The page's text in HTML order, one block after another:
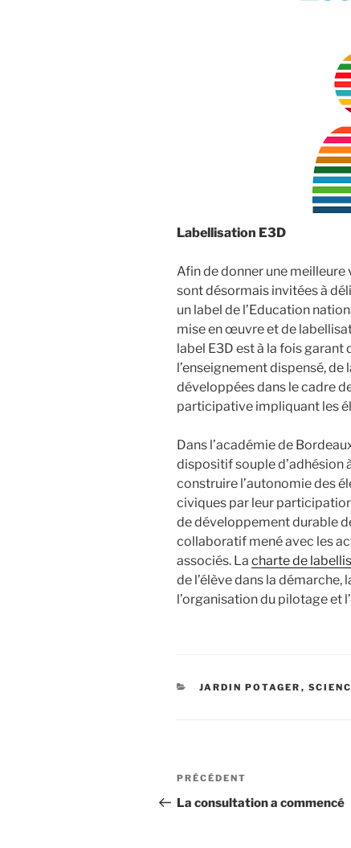
Labellisation E3D
Afin de donner une
sont désormais invitées à
un label de l’Education
mise en œuvre et de
label E3D est à la fois
l’enseignement dispensé,
développées dans le cadre
participative impliquant les
Dans l’académie de
dispositif souple d’adhésion
construire l’autonomie des
civiques par leur
de développement durable
collaboratif mené avec les
associés. La charte de
de l’élève dans la
l’organisation du pilotage et
CATÉGORIES
JARDIN POTAGER ,
Navigation
de
Article
précédent
PRÉCÉDENT
La consultation a commencé